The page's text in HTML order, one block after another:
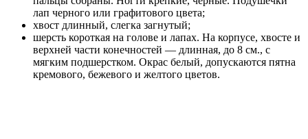
лап черного или графитового цвета;
хвост длинный, слегка загнутый;
шерсть короткая на голове и лапах. На корпусе, хвосте и
верхней части конечностей — длинная, до 8 см., с
мягким подшерстком. Окрас белый, допускаются пятна
кремового, бежевого и желтого цветов.